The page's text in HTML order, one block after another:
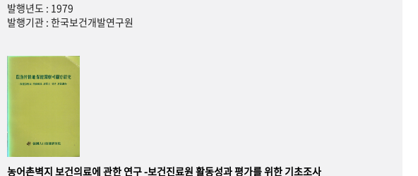
발행년도 : 1979
발행기관 : 한국보건개발연구원
농어촌벽지 보건의료에 관한 연구 -보건진료원 활동성과 평가를 위한 기초조사